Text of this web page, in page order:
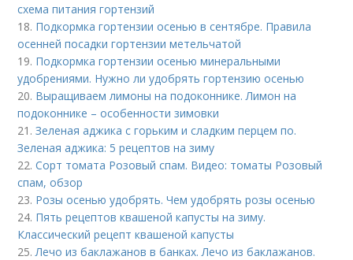
схема питания гортензий
18. Подкормка гортензии осенью в сентябре. Правила
осенней посадки гортензии метельчатой
19. Подкормка гортензии осенью минеральными
удобрениями. Нужно ли удобрять гортензию осенью
20. Выращиваем лимоны на подоконнике. Лимон на
подоконнике – особенности зимовки
21.Зеленая аджика с горьким и сладким перцем по.
Зеленая аджика: 5 рецептов на зиму
22.Сорт томата Розовый спам. Видео: томаты Розовый
спам, обзор
23. Розы осенью удобрять. Чем удобрять розы осенью
24. Пять рецептов квашеной капусты на зиму.
Классический рецепт квашеной капусты
25. Лечо из баклажанов в банках. Лечо из баклажанов.